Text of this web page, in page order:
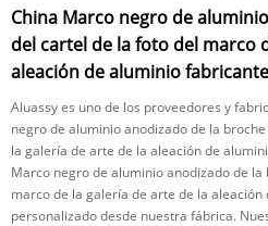
China Marco negro de
del cartel de la foto del marco
aleación de aluminio
Aluassy es uno de los proveedores y
negro de aluminio anodizado de la
la galería de arte de la aleación de
Marco negro de aluminio anodizado de
marco de la galería de arte de la
personalizado desde nuestra fábrica.